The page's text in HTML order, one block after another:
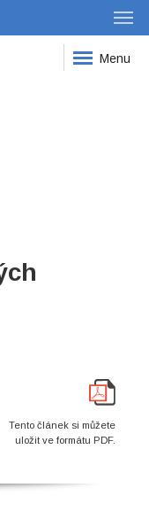
Menu
Tento článek si můžete
uložit ve formátu PDF.